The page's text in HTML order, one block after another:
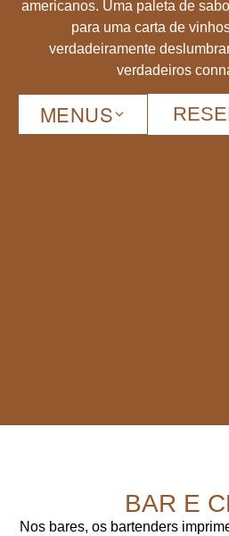
americanos. Uma paleta de
para uma carta de
verdadeiramente
verdadeiros
MENUS
BAR E
Nos bares, os bartenders